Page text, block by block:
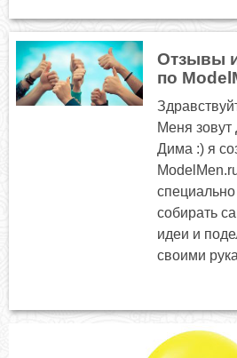
Отзывы
по
Меня зовут
Дима :) я
собирать
идеи и
своими